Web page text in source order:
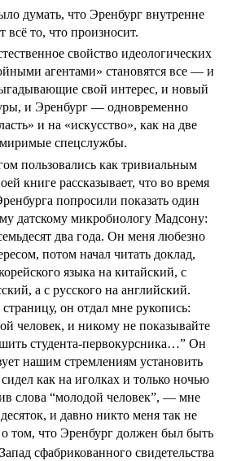
думать, что Эренбург внутренне
всё то, что произносит.
свойство идеологических
агентами» становятся все — и
свой интерес, и новый
и Эренбург — одновременно
и на «искусство», как на две
спецслужбы.
пользовались как тривиальным
книге рассказывает, что во время
попросили показать один
датскому микробиологу Мадсону:
два года. Он меня любезно
потом начал читать доклад,
языка на китайский, с
а с русского на английский.
он отдал мне рукопись:
человек, и никому не показывайте
студента-первокурсника…” Он
нашим стремлениям установить
как на иголках и только ночью
слова “молодой человек”, — мне
и давно никто меня так не
о том, что Эренбург должен был быть
сфабрикованного свидетельства